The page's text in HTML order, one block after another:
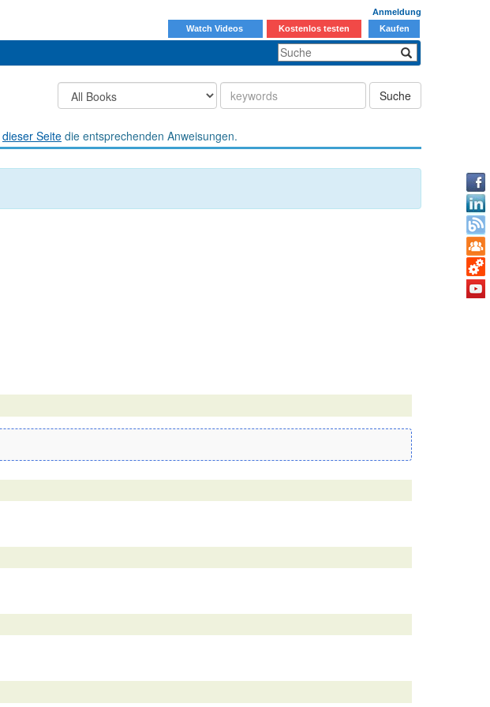
Anmeldung
Watch Videos
Kostenlos testen Kaufen
Suche
dieser Seite die entsprechenden Anweisungen.